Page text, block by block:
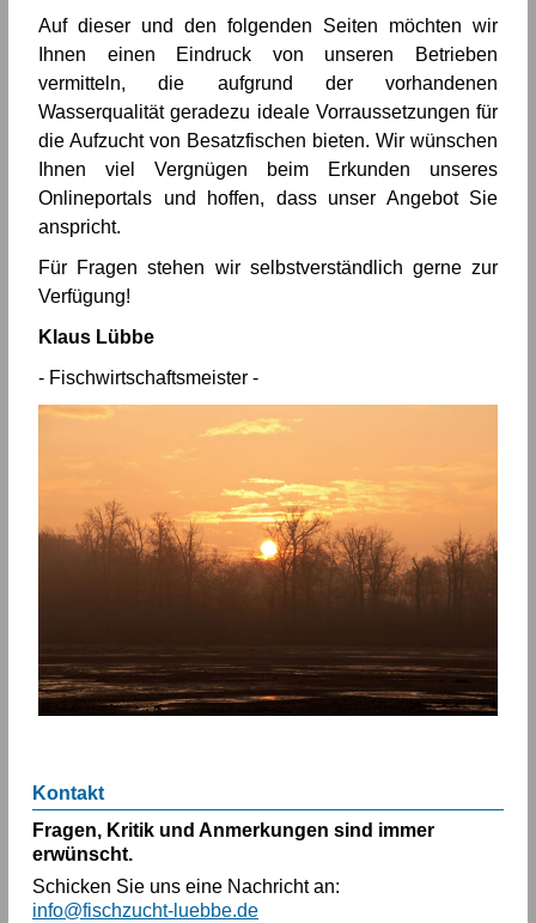
Auf dieser und den folgenden Seiten möchten wir
Ihnen einen Eindruck von unseren Betrieben
vermitteln, die aufgrund der vorhandenen
Wasserqualität geradezu ideale Vorraussetzungen für
die Aufzucht von Besatzfischen bieten. Wir wünschen
Ihnen viel Vergnügen beim Erkunden unseres
Onlineportals und hoffen, dass unser Angebot Sie
anspricht.
Für Fragen stehen wir selbstverständlich gerne zur
Verfügung!
Klaus Lübbe
- Fischwirtschaftsmeister -
Kontakt
Fragen, Kritik und Anmerkungen sind immer
erwünscht.
Schicken Sie uns eine Nachricht an:
info@fischzucht-luebbe.de